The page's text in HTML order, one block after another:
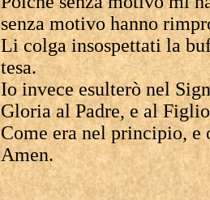
senza motivo hanno
Li colga insospettati la
tesa.
Io invece esulterò nel
Gloria al Padre, e al
Come era nel principio, e
Amen.